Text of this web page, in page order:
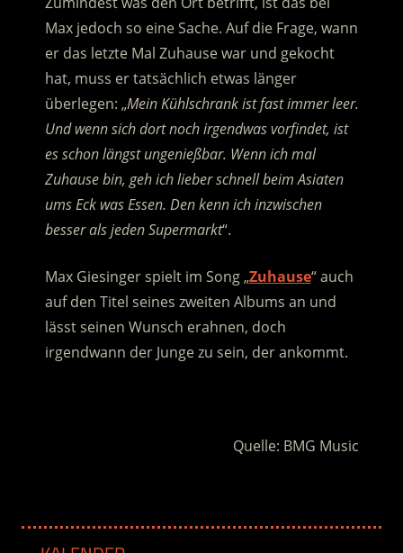
Max jedoch so eine Sache. Auf die Frage, wann
er das letzte Mal Zuhause war und gekocht
hat, muss er tatsächlich etwas länger
überlegen: „Mein Kühlschrank ist fast immer leer.
Und wenn sich dort noch irgendwas vorfindet, ist
es schon längst ungenießbar. Wenn ich mal
Zuhause bin, geh ich lieber schnell beim Asiaten
ums Eck was Essen. Den kenn ich inzwischen
besser als jeden Supermarkt“.
Max Giesinger spielt im Song „Zuhause“ auch
auf den Titel seines zweiten Albums an und
lässt seinen Wunsch erahnen, doch
irgendwann der Junge zu sein, der ankommt.
Quelle: BMG Music